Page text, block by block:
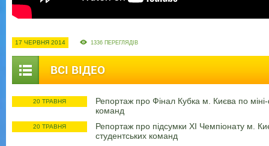
17 ЧЕРВНЯ 2014 1336 ПЕРЕГЛЯДІВ
ВСІ ВІДЕО
20 ТРАВНЯ
Репортаж про Фінал Кубка м. Києва по
команд
20 ТРАВНЯ
Репортаж про підсумки ХІ Чемпіонату м.
студентських команд